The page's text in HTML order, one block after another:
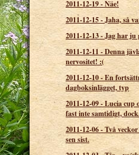
2011-12-19-Näe!
2011-12-15-Jaha, så
2011-12-13-Jag har ju
2011-12-11-Denna
nervositet! :(
2011-12-10-En
dagboksinlägget, typ
2011-12-09-Lucia cup
fast inte samtidigt,
2011-12-06-Två
sen sist.